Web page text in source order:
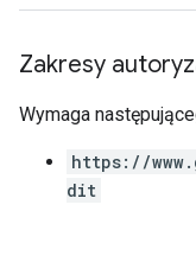
Zakresy
Wymaga
https://
dit